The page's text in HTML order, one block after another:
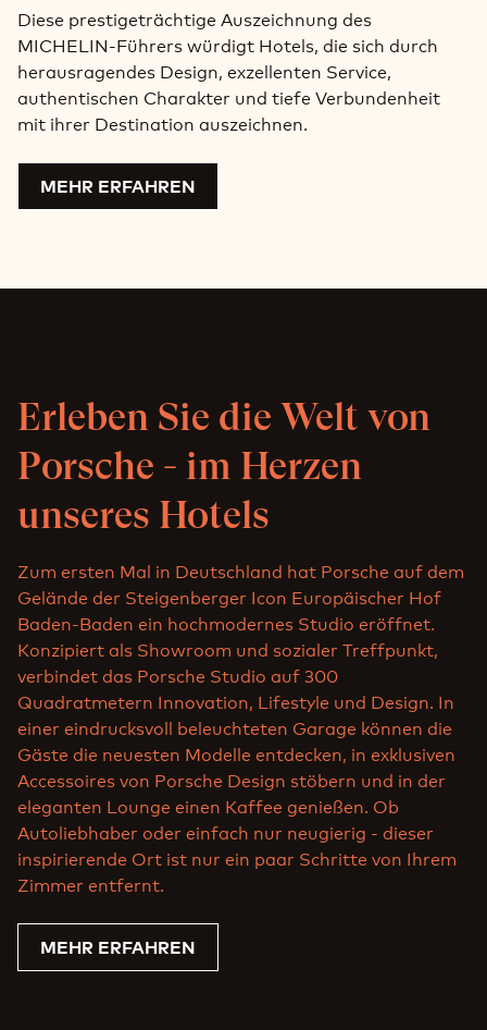
Diese prestigeträchtige Auszeichnung des
MICHELIN-Führers würdigt Hotels, die sich durch
herausragendes Design, exzellenten Service,
authentischen Charakter und tiefe Verbundenheit
mit ihrer Destination auszeichnen.
MEHR ERFAHREN
Erleben Sie die Welt von
Porsche - im Herzen
unseres Hotels
Zum ersten Mal in Deutschland hat Porsche auf dem
Gelände der Steigenberger Icon Europäischer Hof
Baden-Baden ein hochmodernes Studio eröffnet.
Konzipiert als Showroom und sozialer Treffpunkt,
verbindet das Porsche Studio auf 300
Quadratmetern Innovation, Lifestyle und Design. In
einer eindrucksvoll beleuchteten Garage können die
Gäste die neuesten Modelle entdecken, in exklusiven
Accessoires von Porsche Design stöbern und in der
eleganten Lounge einen Kaffee genießen. Ob
Autoliebhaber oder einfach nur neugierig - dieser
inspirierende Ort ist nur ein paar Schritte von Ihrem
Zimmer entfernt.
MEHR ERFAHREN